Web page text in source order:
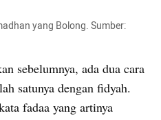
yang Bolong. Sumber:
sebelumnya, ada dua cara
satunya dengan fidyah.
fadaa yang artinya